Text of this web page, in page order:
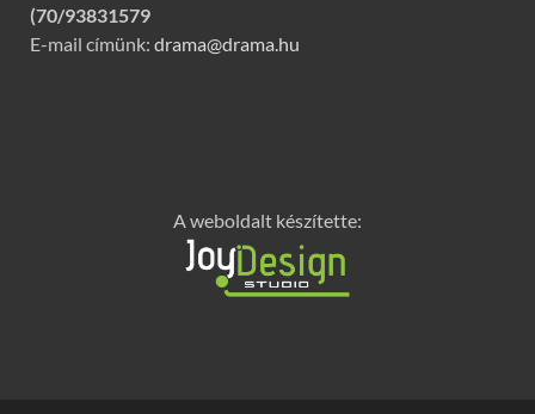
(70/93831579
E-mail címünk: drama@drama.hu
A weboldalt készítette: